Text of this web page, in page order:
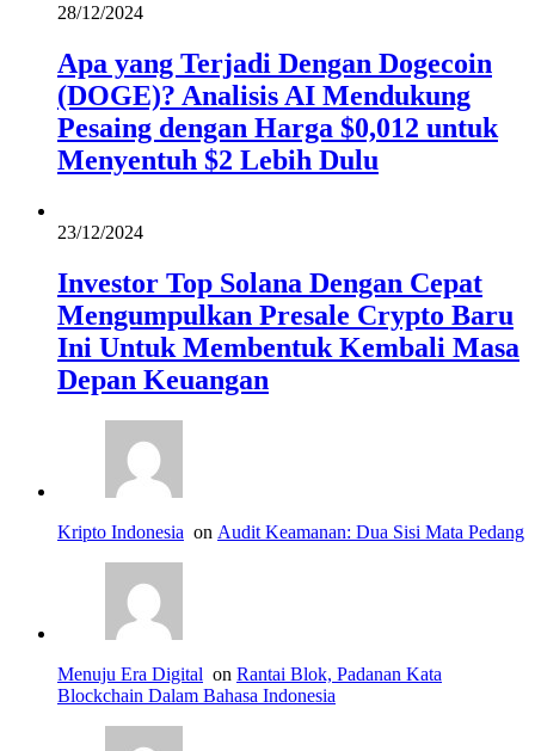
28/12/2024
Apa yang Terjadi Dengan Dogecoin
(DOGE)? Analisis AI Mendukung
Pesaing dengan Harga $0,012 untuk
Menyentuh $2 Lebih Dulu
23/12/2024
Investor Top Solana Dengan Cepat
Mengumpulkan Presale Crypto Baru
Ini Untuk Membentuk Kembali Masa
Depan Keuangan
Kripto Indonesia on Audit Keamanan: Dua Sisi Mata Pedang
Menuju Era Digital on Rantai Blok, Padanan Kata
Blockchain Dalam Bahasa Indonesia